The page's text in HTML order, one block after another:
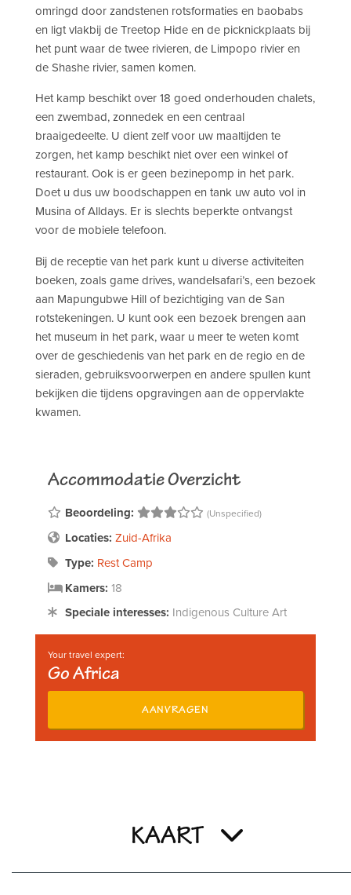
omringd door zandstenen rotsformaties en baobabs
en ligt vlakbij de Treetop Hide en de picknickplaats bij
het punt waar de twee rivieren, de Limpopo rivier en
de Shashe rivier, samen komen.
Het kamp beschikt over 18 goed onderhouden chalets,
een zwembad, zonnedek en een centraal
braaigedeelte. U dient zelf voor uw maaltijden te
zorgen, het kamp beschikt niet over een winkel of
restaurant. Ook is er geen bezinepomp in het park.
Doet u dus uw boodschappen en tank uw auto vol in
Musina of Alldays. Er is slechts beperkte ontvangst
voor de mobiele telefoon.
Bij de receptie van het park kunt u diverse activiteiten
boeken, zoals game drives, wandelsafari’s, een bezoek
aan Mapungubwe Hill of bezichtiging van de San
rotstekeningen. U kunt ook een bezoek brengen aan
het museum in het park, waar u meer te weten komt
over de geschiedenis van het park en de regio en de
sieraden, gebruiksvoorwerpen en andere spullen kunt
bekijken die tijdens opgravingen aan de oppervlakte
kwamen.
Accommodatie Overzicht
Beoordeling: (Unspecified)
Locaties: Zuid-Afrika
Type: Rest Camp
Kamers: 18
Speciale interesses: Indigenous Culture Art
Your travel expert:
Go Africa
AANVRAGEN
KAART